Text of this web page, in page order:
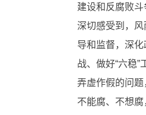
建设和反腐败
深切感受到，
导和监督，深
战、做好“六稳
弄虚作假的问
不能腐、不想